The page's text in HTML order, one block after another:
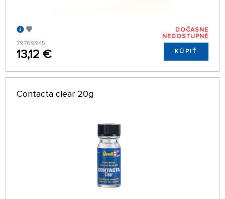
79769945
13,12 €
DOČASNE
NEDOSTUPNÉ
KÚPIŤ
Contacta clear 20g